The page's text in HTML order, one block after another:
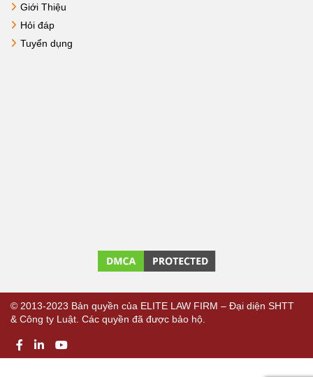
Giới Thiệu
Hỏi đáp
Tuyển dụng
© 2013-2023 Bản quyền của ELITE LAW FIRM – Đại diện SHTT
& Công ty Luật. Các quyền đã được bảo hộ.